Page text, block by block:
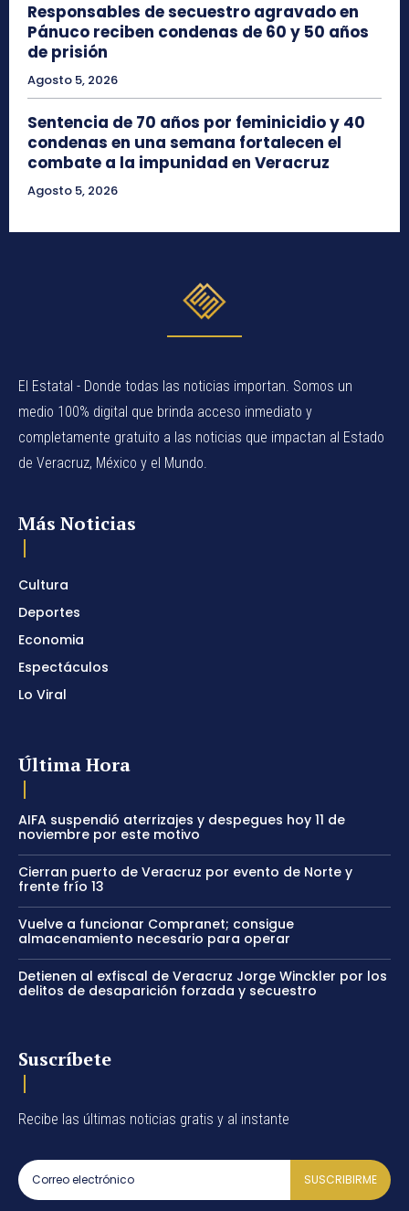
Responsables de secuestro agravado en
Pánuco reciben condenas de 60 y 50 años
de prisión
Agosto 5, 2026
Sentencia de 70 años por feminicidio y 40
condenas en una semana fortalecen el
combate a la impunidad en Veracruz
Agosto 5, 2026
El Estatal - Donde todas las noticias importan. Somos un
medio 100% digital que brinda acceso inmediato y
completamente gratuito a las noticias que impactan al Estado
de Veracruz, México y el Mundo.
Más Noticias
Cultura
Deportes
Economia
Espectáculos
Lo Viral
Última Hora
AIFA suspendió aterrizajes y despegues hoy 11 de
noviembre por este motivo
Cierran puerto de Veracruz por evento de Norte y
frente frío 13
Vuelve a funcionar Compranet; consigue
almacenamiento necesario para operar
Detienen al exfiscal de Veracruz Jorge Winckler por los
delitos de desaparición forzada y secuestro
Suscríbete
Recibe las últimas noticias gratis y al instante
SUSCRIBIRME